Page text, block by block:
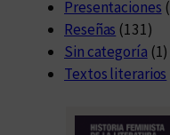
Presentaciones
Reseñas (131)
Sin categoría (1)
Textos literarios